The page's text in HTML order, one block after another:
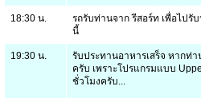
18:30 น.
รถรับท่านจาก รีสอร์ท เพื่อไปรั
นี้
19:30 น.
รับประทานอาหารเสร็จ หากท่
ครับ เพราะโปรแกรมแบบ
ชั่วโมงครับ...